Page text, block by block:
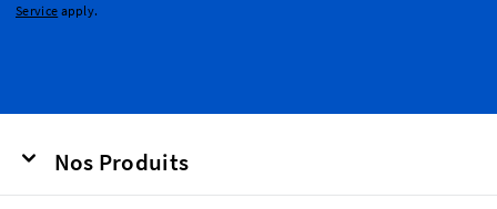
Service apply.
Nos Produits